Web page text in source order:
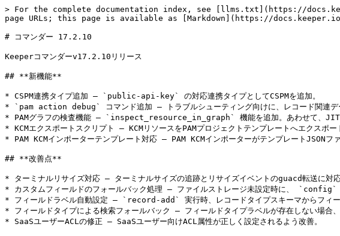
> For the complete documentation index, see [llms.txt](https://
page URLs; this page is available as [Markdown](https://
# コマンダー 17.2.10
Keeperコマンダーv17.2.10リリース
## **新機能**
* CSPM連携タイプ追加 — `public-api-key` の対応連携タイプとしてCSPMを追加。
* `pam action debug` コマンド追加 — トラブルシューティング向けに、レコード関連デー
* PAMグラフの検査機能 — `inspect_resource_in_graph` 機能を追加。あわせて、JIT/
* KCMエクスポートスクリプト — KCMリソースをPAMプロジェクトテンプレートへエクスポー
* PAM KCMインポーターテンプレート対応 — PAM KCMインポーターがテンプレートJSONファ
## **改善点**
* ターミナルリサイズ対応 — ターミナルサイズの追跡とリサイズイベントのguacd転送に対応
* カスタムフィールドのフォールバック処理 — ファイルストレージ未設定時に、
* フィールドラベル自動設定 — `record-add` 実行時、レコードタイプスキーマからフィー
* フィールドタイプによる検索フォールバック — フィールドタイプラベルが存在しない場合、
* SaaSユーザーACLの修正 — SaaSユーザー向けACL属性が正しく設定されるよう改善。